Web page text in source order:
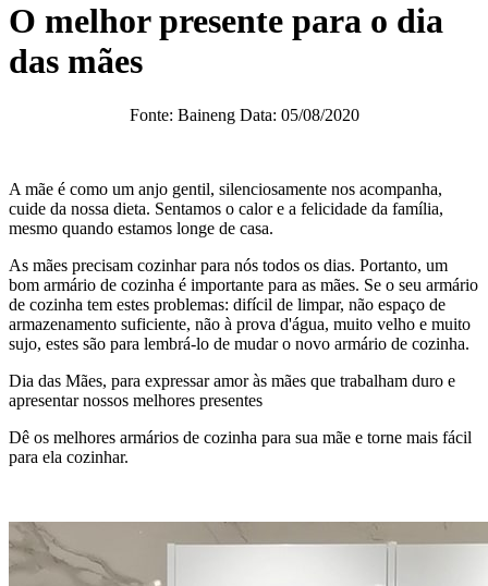
O melhor presente para o dia
das mães
Fonte: Baineng Data: 05/08/2020
A mãe é como um anjo gentil, silenciosamente nos acompanha,
cuide da nossa dieta. Sentamos o calor e a felicidade da família,
mesmo quando estamos longe de casa.
As mães precisam cozinhar para nós todos os dias. Portanto, um
bom armário de cozinha é importante para as mães. Se o seu armário
de cozinha tem estes problemas: difícil de limpar, não espaço de
armazenamento suficiente, não à prova d'água, muito velho e muito
sujo, estes são para lembrá-lo de mudar o novo armário de cozinha.
Dia das Mães, para expressar amor às mães que trabalham duro e
apresentar nossos melhores presentes
Dê os melhores armários de cozinha para sua mãe e torne mais fácil
para ela cozinhar.